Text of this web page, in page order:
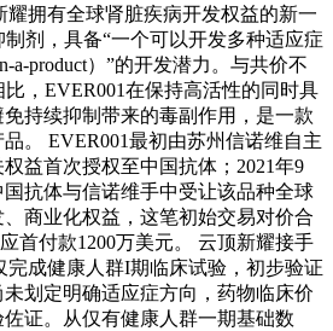
耀拥有全球肾脏疾病开发权益的新一
剂，具备“一个可以开发多种适应症
a-product）”的开发潜力。与共价不
，EVER001在保持高活性的同时具
持续抑制带来的毒副作用，是一款
。 EVER001最初由苏州信诺维自主
益首次授权至中国抗体；2021年9
国抗体与信诺维手中受让该品种全球
商业化权益，这笔初始交易对价合
首付款1200万美元。 云顶新耀接手
完成健康人群I期临床试验，初步验证
划定明确适应症方向，药物临床价
证。从仅有健康人群一期基础数